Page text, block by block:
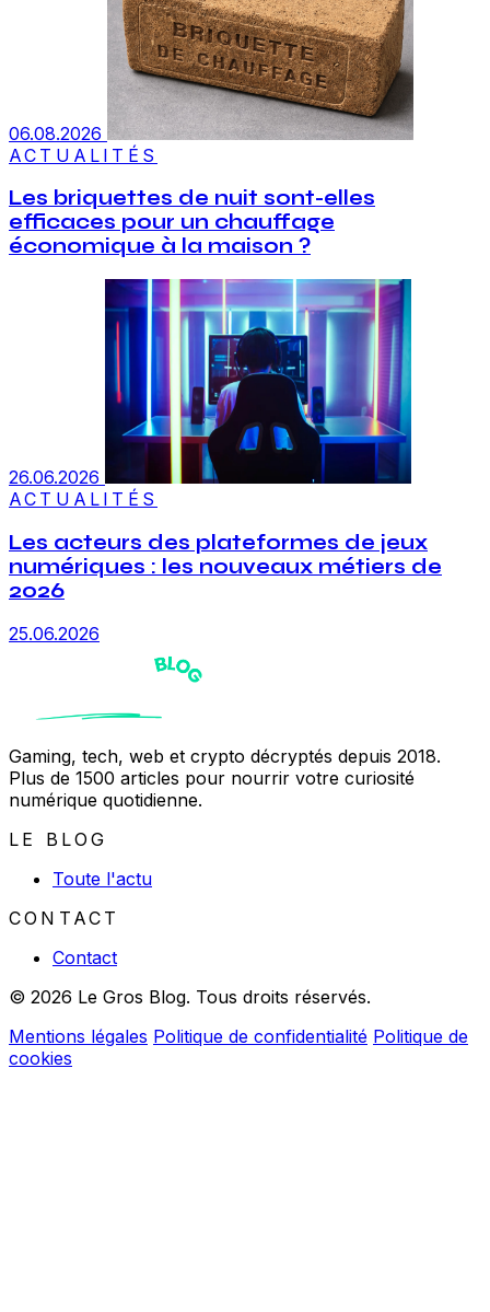
06.08.2026
ACTUALITÉS
Les briquettes de nuit sont-elles
efficaces pour un chauffage
économique à la maison ?
26.06.2026
ACTUALITÉS
Les acteurs des plateformes de jeux
numériques : les nouveaux métiers de
2026
25.06.2026
Gaming, tech, web et crypto décryptés depuis 2018.
Plus de 1500 articles pour nourrir votre curiosité
numérique quotidienne.
LE BLOG
Toute l'actu
CONTACT
Contact
© 2026 Le Gros Blog. Tous droits réservés.
Mentions légales Politique de confidentialité Politique de
cookies